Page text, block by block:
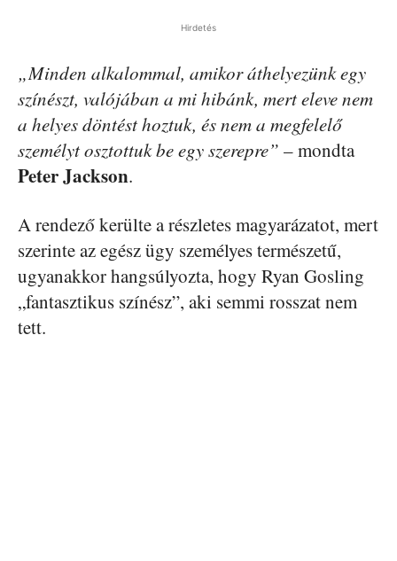
Hirdetés
„Minden alkalommal, amikor áthelyezünk egy
színészt, valójában a mi hibánk, mert eleve nem
a helyes döntést hoztuk, és nem a megfelelő
személyt osztottuk be egy szerepre” – mondta
Peter Jackson.
A rendező kerülte a részletes magyarázatot, mert
szerinte az egész ügy személyes természetű,
ugyanakkor hangsúlyozta, hogy Ryan Gosling
„fantasztikus színész”, aki semmi rosszat nem
tett.